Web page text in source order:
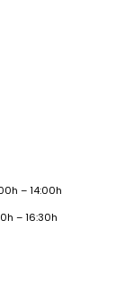
– 14:00h
– 16:30h